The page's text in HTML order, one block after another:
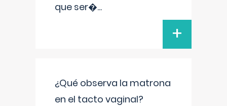
que ser�...
+
¿Qué observa la matrona
en el tacto vaginal?